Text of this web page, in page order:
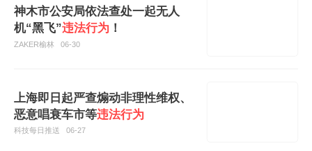
神木市公安局依法查处一起无人
机“黑飞”违法行为 ！
ZAKER榆林 06-30
上海即日起严查煽动非理性维权、
恶意唱衰车市等违法行为
科技每日推送 06-27